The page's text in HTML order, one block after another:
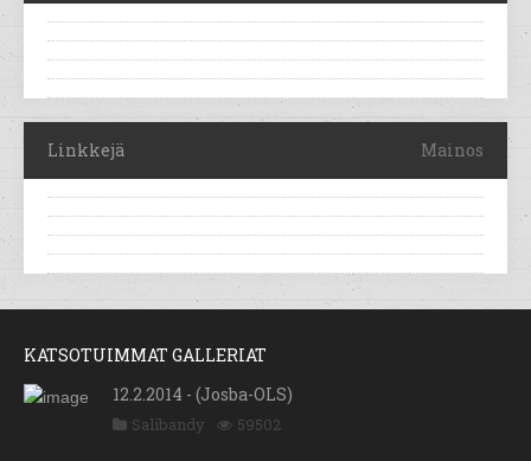
Linkkejä Mainos
KATSOTUIMMAT GALLERIAT
12.2.2014 - (Josba-OLS)
Salibandy 59502